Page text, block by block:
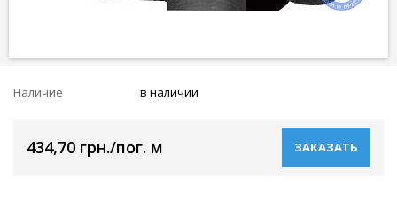
Наличие в наличии
434,70 грн./пог. м ЗАКАЗАТЬ